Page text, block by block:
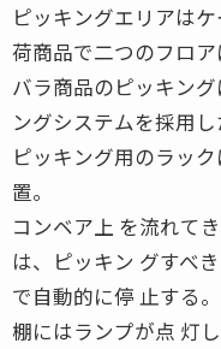
ピッキングエリアは
荷商品で二つのフロア
バラ商品のピッキン
ングシステムを採用し
ピッキング用のラッ
置。
コンベア上 を流れて
は、ピッキン グすべ
で自動的に停 止する。
棚にはランプが点 灯